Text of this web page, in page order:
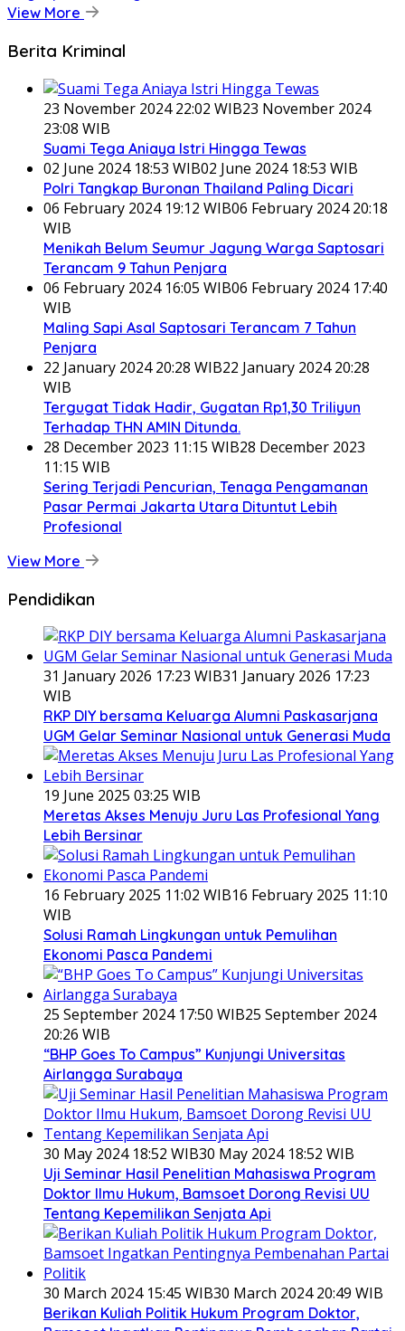
View More
Berita Kriminal
23 November 2024 22:02 WIB23 November 2024
23:08 WIB
Suami Tega Aniaya Istri Hingga Tewas
02 June 2024 18:53 WIB02 June 2024 18:53 WIB
Polri Tangkap Buronan Thailand Paling Dicari
06 February 2024 19:12 WIB06 February 2024 20:18
WIB
Menikah Belum Seumur Jagung Warga Saptosari
Terancam 9 Tahun Penjara
06 February 2024 16:05 WIB06 February 2024 17:40
WIB
Maling Sapi Asal Saptosari Terancam 7 Tahun
Penjara
22 January 2024 20:28 WIB22 January 2024 20:28
WIB
Tergugat Tidak Hadir, Gugatan Rp1,30 Triliyun
Terhadap THN AMIN Ditunda.
28 December 2023 11:15 WIB28 December 2023
11:15 WIB
Sering Terjadi Pencurian, Tenaga Pengamanan
Pasar Permai Jakarta Utara Dituntut Lebih
Profesional
View More
Pendidikan
31 January 2026 17:23 WIB31 January 2026 17:23
WIB
RKP DIY bersama Keluarga Alumni Paskasarjana
UGM Gelar Seminar Nasional untuk Generasi Muda
19 June 2025 03:25 WIB
Meretas Akses Menuju Juru Las Profesional Yang
Lebih Bersinar
16 February 2025 11:02 WIB16 February 2025 11:10
WIB
Solusi Ramah Lingkungan untuk Pemulihan
Ekonomi Pasca Pandemi
25 September 2024 17:50 WIB25 September 2024
20:26 WIB
“BHP Goes To Campus” Kunjungi Universitas
Airlangga Surabaya
30 May 2024 18:52 WIB30 May 2024 18:52 WIB
Uji Seminar Hasil Penelitian Mahasiswa Program
Doktor Ilmu Hukum, Bamsoet Dorong Revisi UU
Tentang Kepemilikan Senjata Api
30 March 2024 15:45 WIB30 March 2024 20:49 WIB
Berikan Kuliah Politik Hukum Program Doktor,